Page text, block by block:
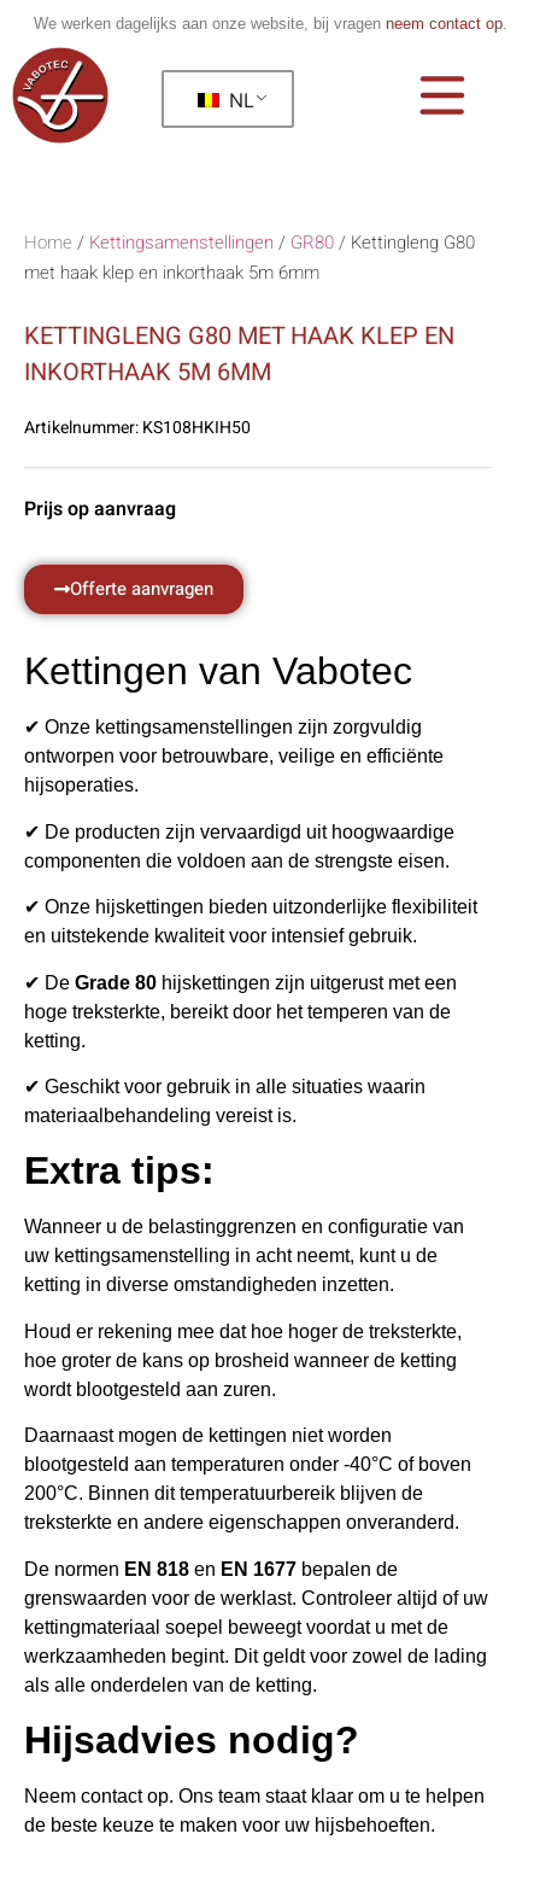
We werken dagelijks aan onze website, bij vragen neem contact op.
NL
Home / Kettingsamenstellingen / GR80/ Kettingleng G80
met haak klep en inkorthaak 5m 6mm
KETTINGLENG G80 MET HAAK KLEP EN
INKORTHAAK 5M 6MM
Artikelnummer:KS108HKIH50
Prijs op aanvraag
Offerte aanvragen
Kettingen van Vabotec
✔ Onze kettingsamenstellingen zijn zorgvuldig
ontworpen voor betrouwbare, veilige en efficiënte
hijsoperaties.
✔ De producten zijn vervaardigd uit hoogwaardige
componenten die voldoen aan de strengste eisen.
✔ Onze hijskettingen bieden uitzonderlijke flexibiliteit
en uitstekende kwaliteit voor intensief gebruik.
✔ De Grade 80 hijskettingen zijn uitgerust met een
hoge treksterkte, bereikt door het temperen van de
ketting.
✔ Geschikt voor gebruik in alle situaties waarin
materiaalbehandeling vereist is.
Extra tips:
Wanneer u de belastinggrenzen en configuratie van
uw kettingsamenstelling in acht neemt, kunt u de
ketting in diverse omstandigheden inzetten.
Houd er rekening mee dat hoe hoger de treksterkte,
hoe groter de kans op brosheid wanneer de ketting
wordt blootgesteld aan zuren.
Daarnaast mogen de kettingen niet worden
blootgesteld aan temperaturen onder -40°C of boven
200°C. Binnen dit temperatuurbereik blijven de
treksterkte en andere eigenschappen onveranderd.
De normen EN 818 en EN 1677 bepalen de
grenswaarden voor de werklast. Controleer altijd of uw
kettingmateriaal soepel beweegt voordat u met de
werkzaamheden begint. Dit geldt voor zowel de lading
als alle onderdelen van de ketting.
Hijsadvies nodig?
Neem contact op. Ons team staat klaar om u te helpen
de beste keuze te maken voor uw hijsbehoeften.